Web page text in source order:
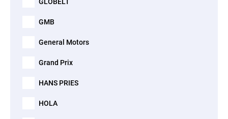
GMB
General Motors
Grand Prix
HANS PRIES
HOLA